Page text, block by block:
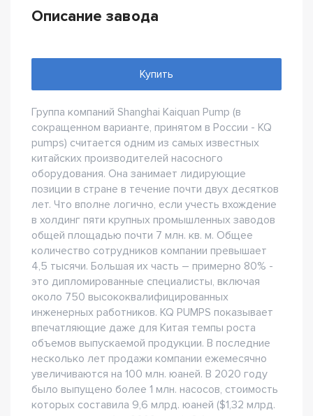
Описание завода
Купить
Группа компаний Shanghai Kaiquan Pump (в
сокращенном варианте, принятом в России - KQ
pumps) считается одним из самых известных
китайских производителей насосного
оборудования. Она занимает лидирующие
позиции в стране в течение почти двух десятков
лет. Что вполне логично, если учесть вхождение
в холдинг пяти крупных промышленных заводов
общей площадью почти 7 млн. кв. м. Общее
количество сотрудников компании превышает
4,5 тысячи. Большая их часть – примерно 80% -
это дипломированные специалисты, включая
около 750 высококвалифицированных
инженерных работников. KQ PUMPS показывает
впечатляющие даже для Китая темпы роста
объемов выпускаемой продукции. В последние
несколько лет продажи компании ежемесячно
увеличиваются на 100 млн. юаней. В 2020 году
было выпущено более 1 млн. насосов, стоимость
которых составила 9,6 млрд. юаней ($1,32 млрд.